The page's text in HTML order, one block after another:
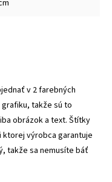
v 2 farebných
takže sú to
obrázok a text. Štítky
výrobca garantuje
takže sa nemusíte báť